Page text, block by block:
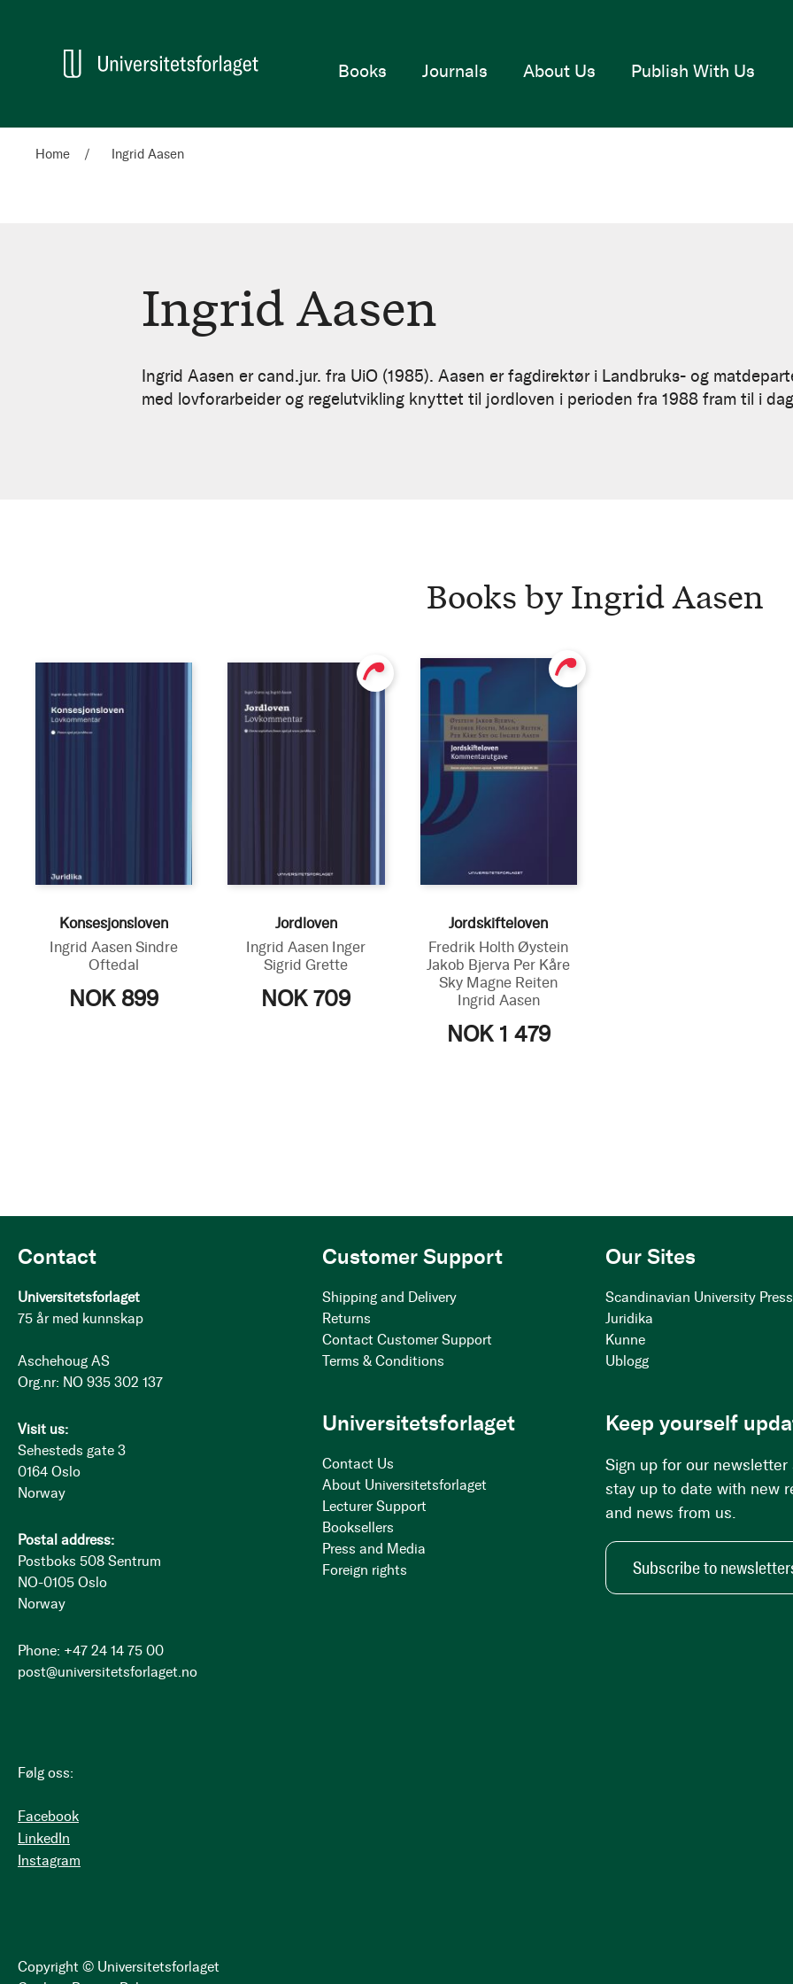
Home
Books Journals About Us Publish With Us
Home Ingrid Aasen
Ingrid
Aasen
Ingrid Aasen
Ingrid Aasen er cand.jur. fra UiO (1985). Aasen er fagdirektør i Landbruks- og
med lovforarbeider og regelutvikling knyttet til jordloven i perioden fra 1988 fram til i
Books by Ingrid Aasen
Konsesjonsloven
Ingrid Aasen Sindre
Oftedal
NOK 899
Jordloven
Ingrid Aasen Inger
Sigrid Grette
NOK 709
Jordskifteloven
Fredrik Holth Øystein
Jakob Bjerva Per Kåre
Sky Magne Reiten
Ingrid Aasen
NOK 1 479
Contact
Universitetsforlaget
75 år med kunnskap
Aschehoug AS
Org.nr: NO 935 302 137
Visit us:
Sehesteds gate 3
0164 Oslo
Norway
Postal address:
Postboks 508 Sentrum
NO-0105 Oslo
Norway
Phone: +47 24 14 75 00
post@universitetsforlaget.no
Følg oss:
Facebook
LinkedIn
Instagram
Copyright © Universitetsforlaget
Customer Support
Shipping and Delivery
Returns
Contact Customer Support
Terms & Conditions
Our Sites
Scandinavian University Press
Juridika
Kunne
Ublogg
Universitetsforlaget
Contact Us
About Universitetsforlaget
Lecturer Support
Booksellers
Press and Media
Foreign rights
Keep yourself
Sign up for our newsletter
stay up to date with new
and news from us.
Subscribe to